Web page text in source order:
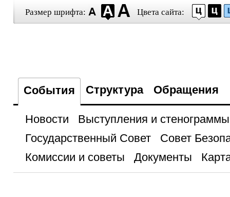
Размер шрифта: Цвета сайта:
События Структура Обращения
Новости
Выступления и стенограммы
Государственный Совет
Совет
Комиссии и советы
Документы